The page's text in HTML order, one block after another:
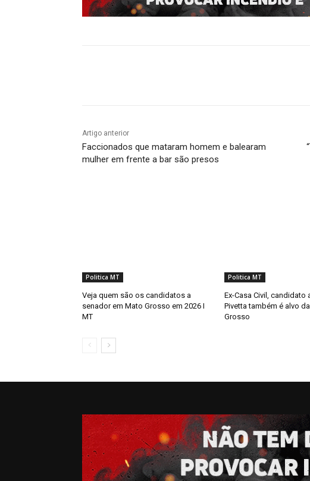
Artigo anterior
Faccionados que mataram homem e balearam
mulher em frente a bar são presos
Politica MT
Veja quem são os candidatos a
senador em Mato Grosso em 2026 I
MT
Politica MT
Ex-Casa Civil, candidato
Pivetta também é alvo
Grosso